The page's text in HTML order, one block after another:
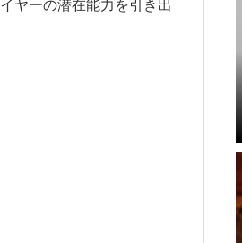
ヤーの潜在能力を引き出